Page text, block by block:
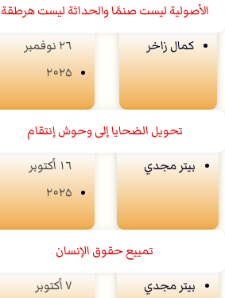
الأصولية ليست صنمًا والحداثة ليست هرطقة
كمال زاخر
۲٦ نوفمبر
۲۰۲۵
تحويل الضحايا إلى وحوش إنتقام
بيتر مجدي
۱٦ أكتوبر
۲۰۲۵
تمييع حقوق اﻹنسان
بيتر مجدي
۷ أكتوبر